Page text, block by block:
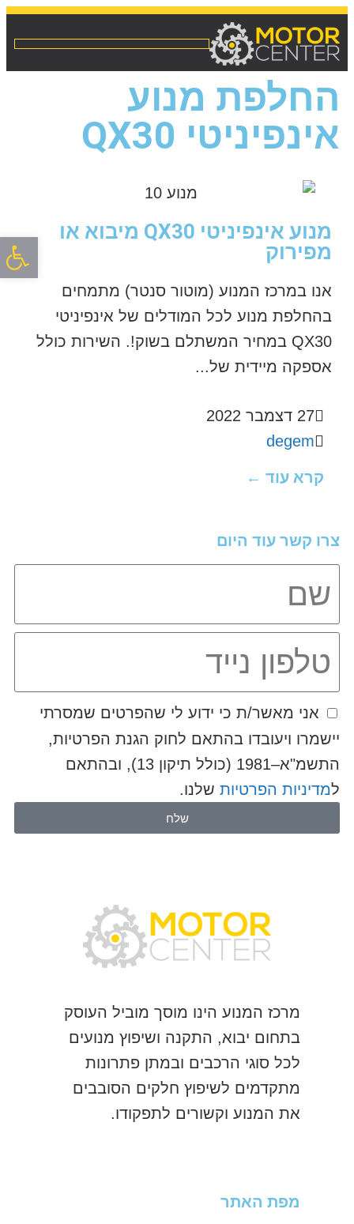
פתח
החלפת מנוע
אינפיניטי QX30
מנוע אינפיניטי QX30 מיבוא או
מפירוק
אנו במרכז המנוע (מוטור סנטר) מתמחים
בהחלפת מנוע לכל המודלים של אינפיניטי
QX30 במחיר המשתלם בשוק!. השירות כולל
אספקה מיידית של...
27 דצמבר 2022
degem
קרא עוד ←
צרו קשר עוד היום
אני מאשר/ת כי ידוע לי שהפרטים שמסרתי
יישמרו ויעובדו בהתאם לחוק הגנת הפרטיות,
התשמ"א–1981 (כולל תיקון 13), ובהתאם
למדיניות הפרטיותשלנו.
שלח
מרכז המנוע הינו מוסך מוביל העוסק
בתחום יבוא, התקנה ושיפוץ מנועים
לכל סוגי הרכבים ובמתן פתרונות
מתקדמים לשיפוץ חלקים הסובבים
את המנוע וקשורים לתפקודו.
מפת האתר